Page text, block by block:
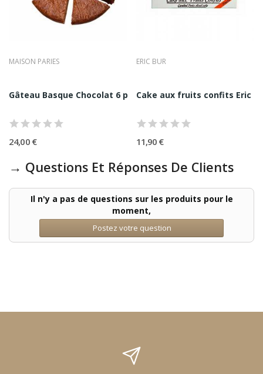
8 Sablés
MAISON PARIES
Gâteau Basque Chocolat 6 parts 700G |...
24,00 €
ERIC BUR
Cake aux fruits confits Eric
11,90 €
→ Questions Et Réponses De Clients
Il n'y a pas de questions sur les produits pour le
moment,
Postez votre question